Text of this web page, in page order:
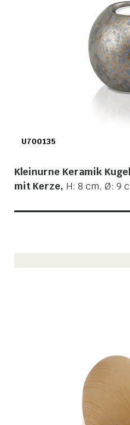
U700135
Kleinurne Keramik
mit Kerze, H: 8 cm, Ø: 9